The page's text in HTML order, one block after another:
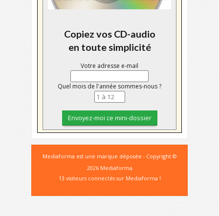
Copiez vos CD-audio
en toute simplicité
Votre adresse e-mail
Quel mois de l'année sommes-nous ?
Mediaforma est une marque déposée - Copyright ©
2026 Mediaforma
13 visiteurs connectés sur Mediaforma !